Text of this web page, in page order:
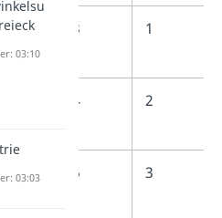
3 1
4 2
5 3
03:10
03:03